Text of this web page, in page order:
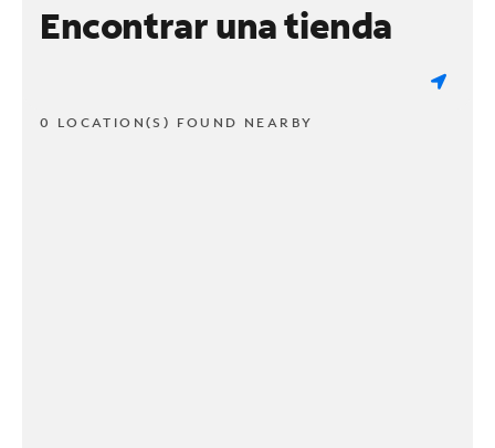
Encontrar una tienda
0 LOCATION(S) FOUND NEARBY